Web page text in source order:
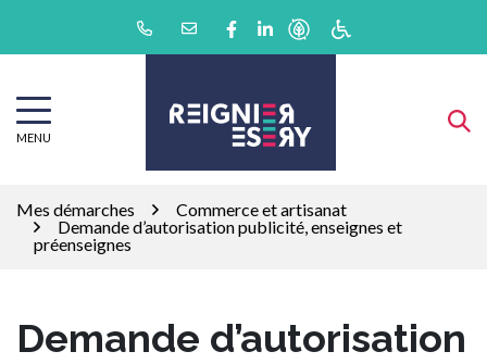
Lien vers le compte Facebook
Lien vers le compte Linkedin
MENU
Mes démarches
Commerce et artisanat
Demande d’autorisation publicité, enseignes et
préenseignes
Demande d’autorisation